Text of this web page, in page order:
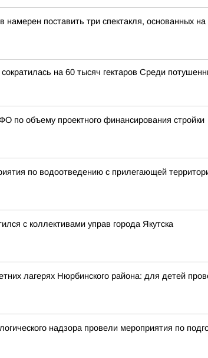
поставить три спектакля, основанных
на 60 тысяч гектаров Среди
по объему проектного финансирования стройки
по водоотведению с прилегающей
с коллективами управ города Якутска
лагерях Нюрбинского района: для детей
надзора провели мероприятия по